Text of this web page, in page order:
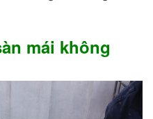
mái không